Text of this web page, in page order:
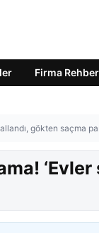
Firma
gökten saçma
‘Evler